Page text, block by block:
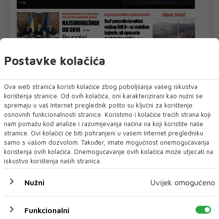
U novom broju pročitajte
BIH
Postavke kolačića
Ova web stranica koristi kolačiće zbog poboljšanja vašeg iskustva
korištenja stranice. Od ovih kolačića, oni karakterizirani kao nužni se
spremaju u vaš Internet preglednik pošto su ključni za korištenje
osnovnih funkcionalnosti stranice. Koristimo i kolačiće trećih strana koji
nam pomažu kod analize i razumijevanja načina na koji koristite naše
stranice. Ovi kolačići će biti pohranjeni u vašem Internet pregledniku
samo s vašom dozvolom. Također, imate mogućnost onemogućavanja
korištenja ovih kolačića. Onemogućavanje ovih kolačića može utjecati na
iskustvo korištenja naših stranica.
Nužni Uvijek omogućeno
Funkcionalni